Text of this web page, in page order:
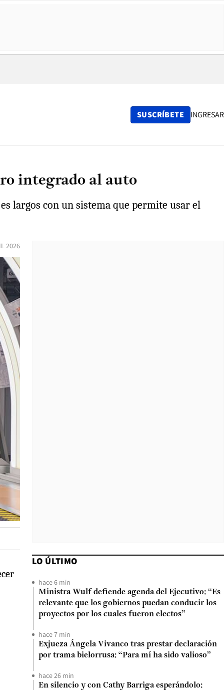
SUSCRÍBETE INGRESAR
integrado al auto
largos con un sistema que permite usar el
2026
LO ÚLTIMO
hace 6 min
Ministra Wulf defiende agenda del Ejecutivo: “Es
relevante que los gobiernos puedan conducir los
proyectos por los cuales fueron electos”
hace 7 min
Exjueza Ángela Vivanco tras prestar declaración
por trama bielorrusa: “Para mí ha sido valioso”
hace 26 min
En silencio y con Cathy Barriga esperándolo: